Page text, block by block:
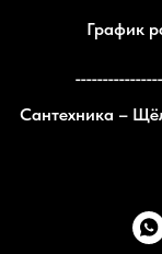
График
Сантехника –